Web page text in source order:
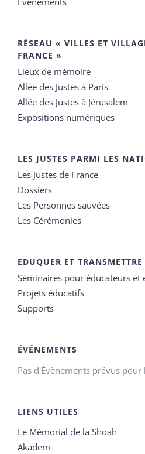
RÉSEAU « VILLES ET
FRANCE »
Lieux de mémoire
Allée des Justes à Paris
Allée des Justes à Jérusalem
Expositions numériques
LES JUSTES PARMI LES
Les Justes de France
Dossiers
Les Personnes sauvées
Les Cérémonies
EDUQUER ET TRANSMETTRE
Séminaires pour éducateurs et
Projets éducatifs
Supports
ÉVÉNEMENTS
Pas d'Évènements prévus
LIENS UTILES
Le Mémorial de la Shoah
Akadem